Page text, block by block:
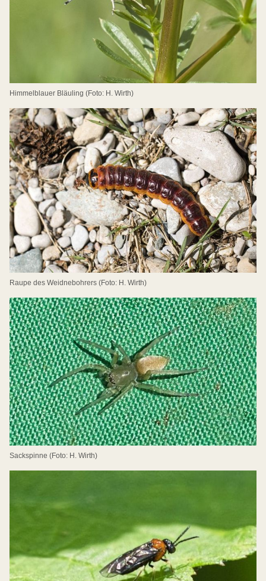
Himmelblauer Bläuling (Foto: H. Wirth)
Raupe des Weidnebohrers (Foto: H. Wirth)
Sackspinne (Foto: H. Wirth)